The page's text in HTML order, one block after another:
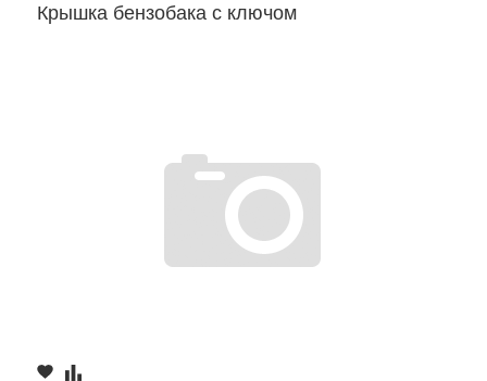
Крышка бензобака с ключом